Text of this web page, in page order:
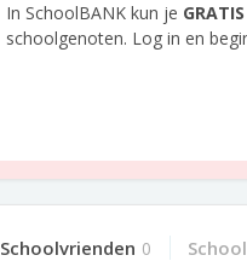
In SchoolBANK kun je GRATIS
schoolgenoten. Log in en
Schoolvrienden 0